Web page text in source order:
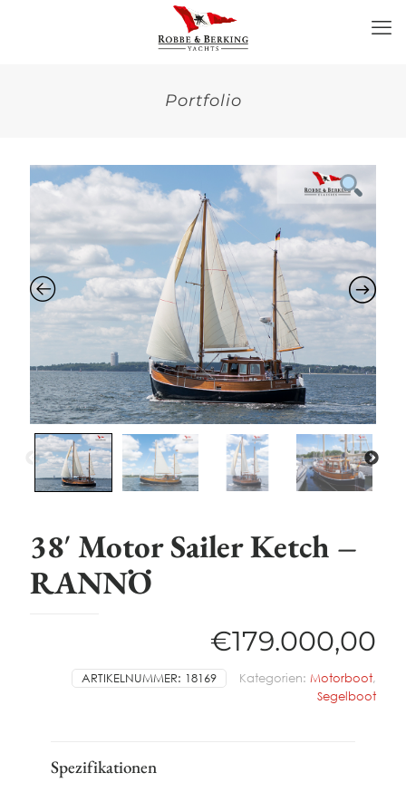
Portfolio
38′ Motor Sailer Ketch –
RANNÖ
€179.000,00
ARTIKELNUMMER: 18169 Kategorien: Motorboot,
Segelboot
Spezifikationen